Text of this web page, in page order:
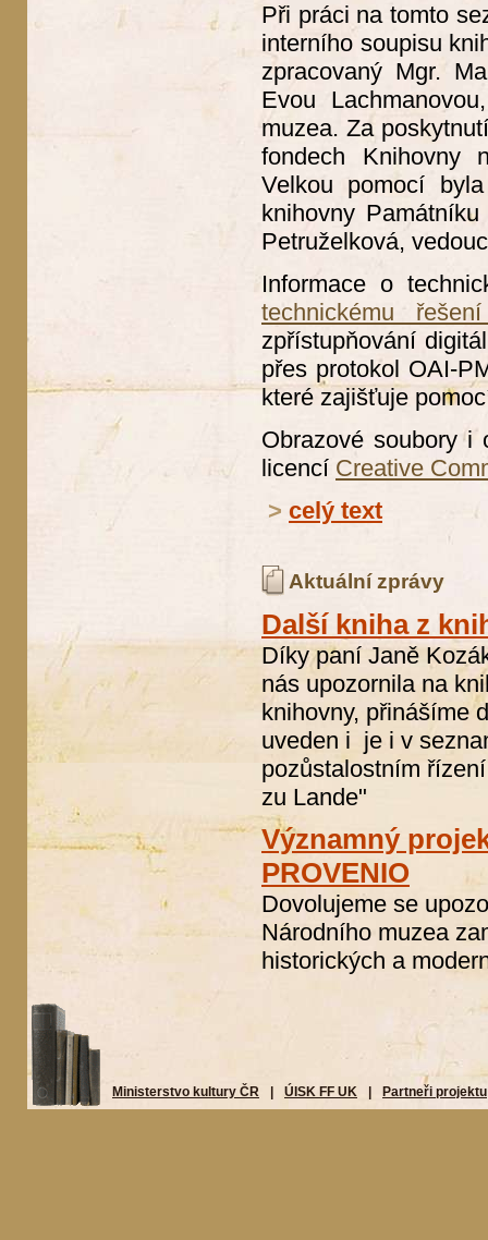
Při práci na tomto
interního soupisu
zpracovaný Mgr.
Evou
muzea. Za
fondech Knihovny
Velkou pomocí
knihovny
Petruželková,
Informace o
technickému
zpřístupňování
přes protokol OAI-
které zajišťuje
Obrazové soubory i
licencí Creative
> celý text
Aktuální zprávy
Další kniha z
Díky paní Janě
nás upozornila na
knihovny, přinášíme
uveden i je i v
pozůstalostním
zu Lande"
Významný
PROVENIO
Dovolujeme se
Národního muzea
historických a
Ministerstvo kultury ČR ÚISK FF UK Partneři projektu